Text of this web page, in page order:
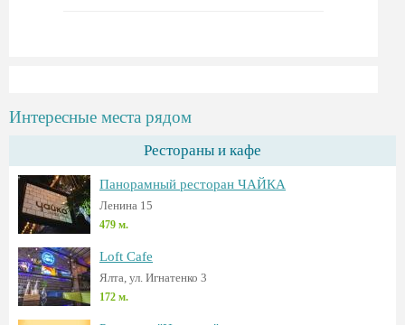
Интересные места рядом
Рестораны и кафе
Панорамный ресторан ЧАЙКА
Ленина 15
479 м.
Loft Cafe
Ялта, ул. Игнатенко 3
172 м.